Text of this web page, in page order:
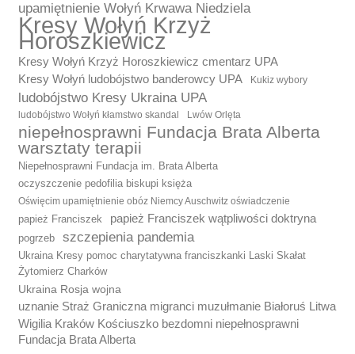
upamiętnienie Wołyń Krwawa Niedziela
Kresy Wołyń Krzyż
Horoszkiewicz
Kresy Wołyń Krzyż Horoszkiewicz cmentarz UPA
Kresy Wołyń ludobójstwo banderowcy UPA
Kukiz wybory
ludobójstwo Kresy Ukraina UPA
ludobójstwo Wołyń kłamstwo skandal Lwów Orlęta
niepełnosprawni Fundacja Brata Alberta
warsztaty terapii
Niepełnosprawni Fundacja im. Brata Alberta
oczyszczenie pedofilia biskupi księża
Oświęcim upamiętnienie obóz Niemcy Auschwitz oświadczenie
papież Franciszek papież Franciszek wątpliwości doktryna
pogrzeb szczepienia pandemia
Ukraina Kresy pomoc charytatywna franciszkanki Laski Skałat
Żytomierz Charków
Ukraina Rosja wojna
uznanie Straż Graniczna migranci muzułmanie Białoruś Litwa
Wigilia Kraków Kościuszko bezdomni niepełnosprawni
Fundacja Brata Alberta